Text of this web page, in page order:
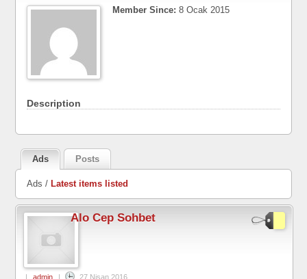
Member Since: 8 Ocak 2015
Description
Ads Posts
Ads / Latest items listed
Alo Cep Sohbet
| admin | 27 Nisan 2016